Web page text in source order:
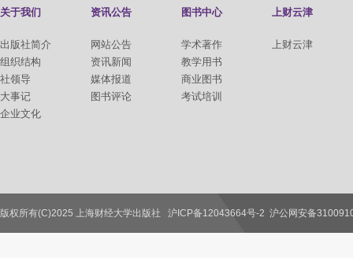
关于我们
出版社简介
组织结构
社领导
大事记
企业文化
资讯公告
网站公告
资讯新闻
媒体报道
图书评论
图书中心
学术著作
教学用书
商业图书
考试培训
上财云津
上财云津
联系我们
版权所有(C)2025 上海财经大学出版社 沪ICP备12043664号-2 沪公网安备